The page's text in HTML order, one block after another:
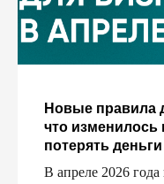
Новые правила
что изменилось
потерять деньги
В апреле 2026